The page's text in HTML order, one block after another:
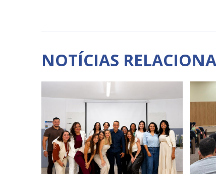
NOTÍCIAS